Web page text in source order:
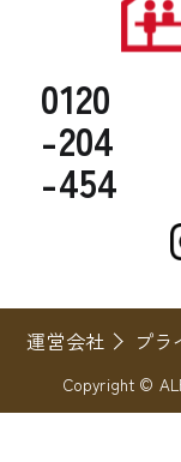
0120
-204
-454
運営会社 プ
Copyright ©